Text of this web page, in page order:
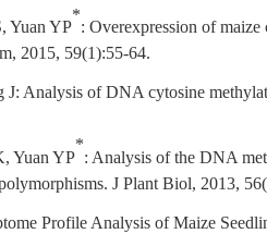
Yuan YP
*
: Overexpression of
, 2015, 59(1):55-64.
J: Analysis of DNA cytosine
Yuan YP
*
: Analysis of the DNA
J Plant Biol, 2013,
Profile Analysis of Maize